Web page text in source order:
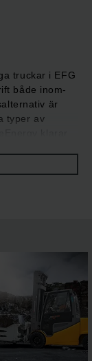
truckar i EFG
både inom-
är
typer av
Mätningar
säkert och
EFG 5-
för